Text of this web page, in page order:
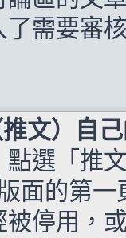
了需要審
文）自
選「推
面的第
停用，